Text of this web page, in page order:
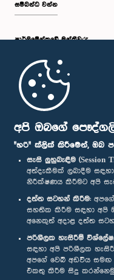
අපි ඔබගේ
"හරි" ක්ලික් කිරීමෙන්, ඔබ
සැසි ලුහුබැඳීම (Session
අත්දැකීමක් ලබාදීම
නිරීක්ෂණය කිරීමට අපි
දත්ත සටහන් කිරීම:
සහතික කිරීම සඳහා අපි
අනෙකුත් අදාළ දත්ත
පරිශීලක හැසිරීම්
සඳහා අපි පරිශීලක
අපගේ වෙබ් අඩවිය සමඟ
එකතු කිරීම සිදු
සම්බන්ධ වන්න
පාර්ලි‌මේන්තුවේ මන්ත්‍රීවරු
මුල් පිටුව
පාර්ලිමේන්තු ජංගම යෙදුම
අප හා සම්බන්ධ වී සිටින්න :
සම්මාන
පෞද්ගලිකත්ව ප්‍රතිපත්තිය